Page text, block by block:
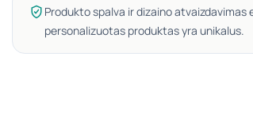
Produkto spalva ir dizaino
personalizuotas produktas yra unikalus.